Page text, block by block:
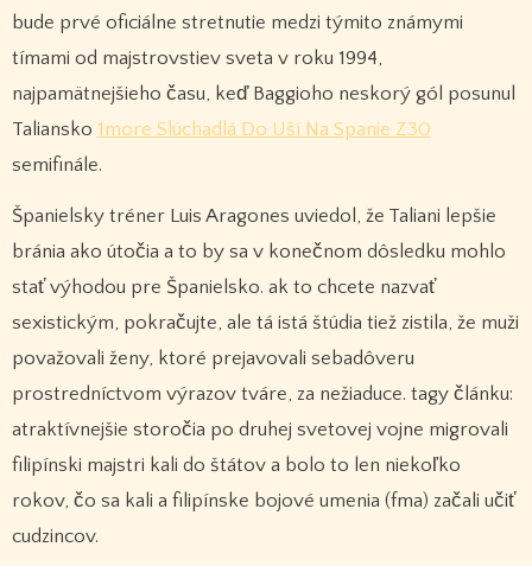
bude prvé oficiálne stretnutie medzi týmito známymi
tímami od majstrovstiev sveta v roku 1994,
najpamätnejšieho času, keď Baggioho neskorý gól posunul
Taliansko 1more Slúchadlá Do Uší Na Spanie Z30
semifinále.
Španielsky tréner Luis Aragones uviedol, že Taliani lepšie
bránia ako útočia a to by sa v konečnom dôsledku mohlo
stať výhodou pre Španielsko. ak to chcete nazvať
sexistickým, pokračujte, ale tá istá štúdia tiež zistila, že muži
považovali ženy, ktoré prejavovali sebadôveru
prostredníctvom výrazov tváre, za nežiaduce. tagy článku:
atraktívnejšie storočia po druhej svetovej vojne migrovali
filipínski majstri kali do štátov a bolo to len niekoľko
rokov, čo sa kali a filipínske bojové umenia (fma) začali učiť
cudzincov.